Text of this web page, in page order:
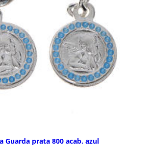
Guarda prata 800 acab. azul